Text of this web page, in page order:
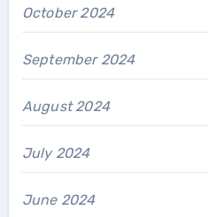
October 2024
September 2024
August 2024
July 2024
June 2024